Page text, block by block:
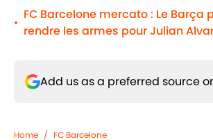
•
FC Barcelone mercato : Le Barça
rendre les armes pour Julian
Add us as a preferred source
Home / FC Barcelone